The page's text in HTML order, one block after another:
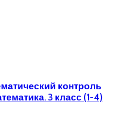
контроль
3 класс (1-4)